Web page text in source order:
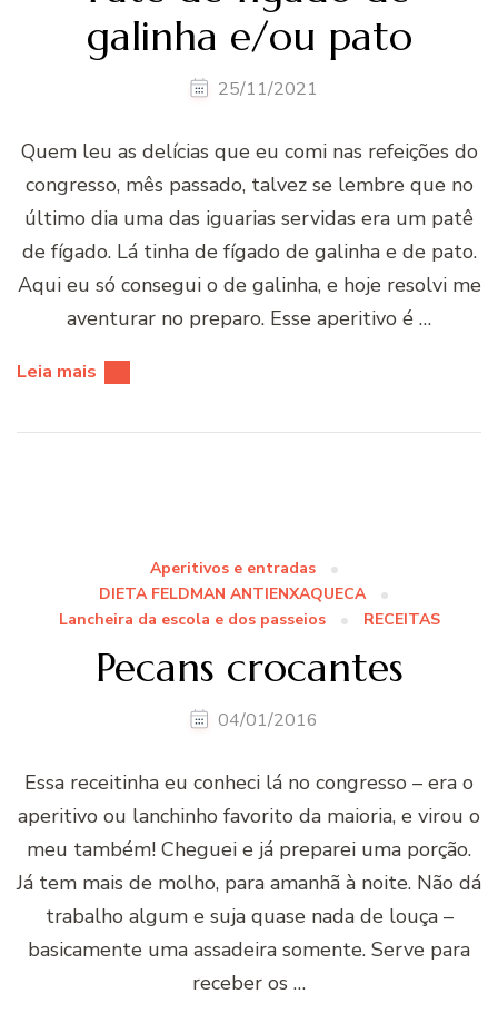
galinha e/ou pato
25/11/2021
Quem leu as delí­cias que eu comi nas refeições do
congresso, mês passado, talvez se lembre que no
último dia uma das iguarias servidas era um patê
de fí­gado. Lá tinha de fí­gado de galinha e de pato.
Aqui eu só consegui o de galinha, e hoje resolvi me
aventurar no preparo. Esse aperitivo é …
Leia mais
Aperitivos e entradas
DIETA FELDMAN ANTIENXAQUECA
Lancheira da escola e dos passeios
RECEITAS
Pecans crocantes
04/01/2016
Essa receitinha eu conheci lá no congresso – era o
aperitivo ou lanchinho favorito da maioria, e virou o
meu também! Cheguei e já preparei uma porção.
Já tem mais de molho, para amanhã à noite. Não dá
trabalho algum e suja quase nada de louça –
basicamente uma assadeira somente. Serve para
receber os …